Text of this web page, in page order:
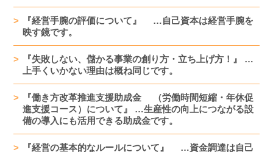
『経営手腕の評価について』 …自己資本は経営手腕を
映す鏡です。
『失敗しない、儲かる事業の創り方・立ち上げ方！』 …
上手くいかない理由は概ね同じです。
『働き方改革推進支援助成金 （労働時間短縮・年休促
進支援コース）について』 …生産性の向上につながる設
備の導入にも活用できる助成金です。
『経営の基本的なルールについて』 …資金調達は自己